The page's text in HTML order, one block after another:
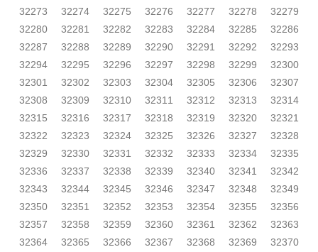
32273
32274 32275 32276 32277 32278
32279
32280
32281 32282 32283 32284 32285
32286
32287
32288 32289 32290 32291 32292
32293
32294
32295 32296 32297 32298 32299
32300
32301
32302 32303 32304 32305 32306
32307
32308
32309 32310 32311 32312 32313
32314
32315
32316 32317 32318 32319 32320
32321
32322
32323 32324 32325 32326 32327
32328
32329
32330 32331 32332 32333 32334
32335
32336
32337 32338 32339 32340 32341
32342
32343
32344 32345 32346 32347 32348
32349
32350
32351 32352 32353 32354 32355
32356
32357
32358 32359 32360 32361 32362
32363
32364
32365 32366 32367 32368 32369
32370